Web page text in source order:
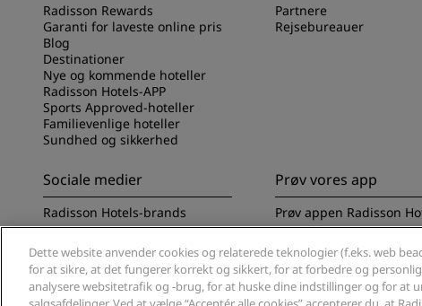
Radisson Rewards
Garanti for laveste online pris
Blog
Destinationer
Nye og kommende hoteller
Radisson Hotels-APP
Sports Approved-hoteller
Familievenlige hoteller
Sundhed og sikkerhed
Partnere
Rejsebureauer
Sociale medier
Radisson Hotels-brands
Prøv vores app
Prøv appen Radisson
Dette website anvender cookies og relaterede teknologier (f.eks. web
for at sikre, at det fungerer korrekt og sikkert, for at forbedre og
analysere websitetrafik og -brug, for at huske dine indstillinger og for at